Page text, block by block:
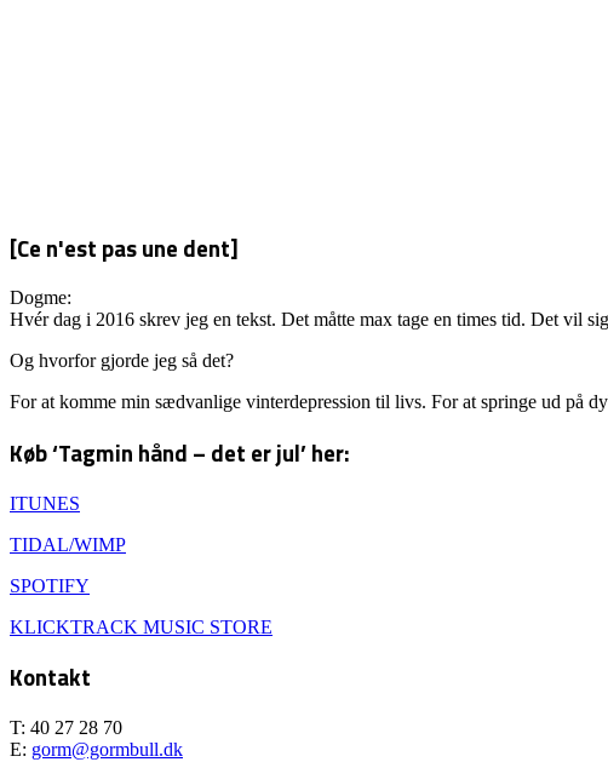
[Ce n'est pas une dent]
Dogme:
Hvér dag i 2016 skrev jeg en tekst. Det måtte max tage en times tid. Det vil
Og hvorfor gjorde jeg så det?
For at komme min sædvanlige vinterdepression til livs. For at springe ud på
Køb ‘Tagmin hånd – det er jul’ her:
ITUNES
TIDAL/WIMP
SPOTIFY
KLICKTRACK MUSIC STORE
Kontakt
T: 40 27 28 70
E: gorm@gormbull.dk